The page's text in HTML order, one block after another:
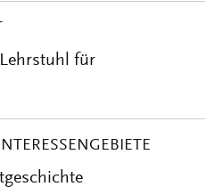
für